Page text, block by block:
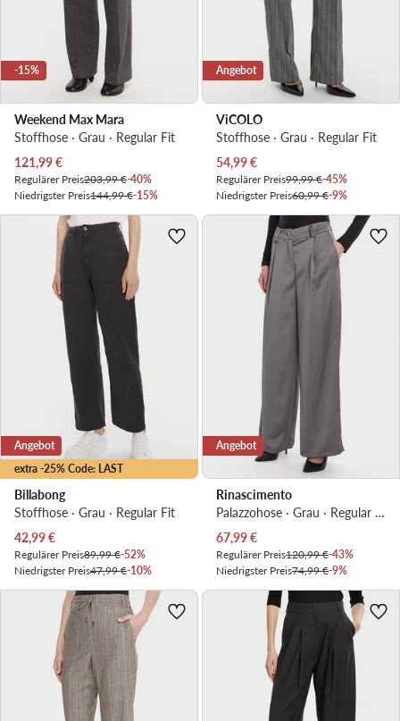
-15%
Weekend Max Mara
Stoffhose · Grau · Regular Fit
Aktueller Preis
121,99€
Regulärer Preis203,99 €-40%
Niedrigster Preis144,99 €-15%
Angebot
ViCOLO
Stoffhose · Grau · Regular Fit
Aktueller Preis
54,99€
Regulärer Preis99,99 €-45%
Niedrigster Preis60,99 €-9%
extra -25% Code: LAST
Angebot
Billabong
Stoffhose · Grau · Regular Fit
Aktueller Preis
42,99€
Regulärer Preis89,99 €-52%
Niedrigster Preis47,99 €-10%
Angebot
Rinascimento
Palazzohose · Grau · Regular Fit
Aktueller Preis
67,99€
Regulärer Preis120,99 €-43%
Niedrigster Preis74,99 €-9%